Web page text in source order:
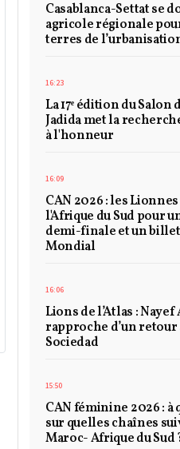
Casablanca-Settat se
agricole régionale
terres de
16:23
La 17ᵉ édition du Salon
Jadida met la
à l'honneur
16:09
CAN 2026 : les
l'Afrique du Sud pour
demi-finale et un
Mondial
16:06
Lions de l’Atlas : Nayef
rapproche d’un retour
Sociedad
15:50
CAN féminine 2026 : à
sur quelles chaînes
Maroc- Afrique du Sud